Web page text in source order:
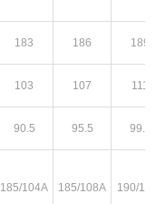
183 186 189
103 107 111
90.5 95.5 99.5
185/104A 185/108A 190/